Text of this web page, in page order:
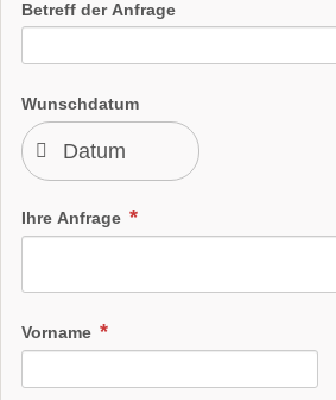
Betreff der Anfrage
Wunschdatum
Ihre Anfrage
Vorname